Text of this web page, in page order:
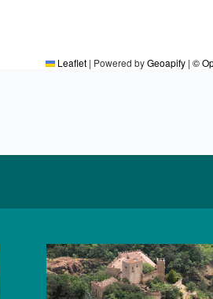
Leaflet | Powered byGeoapify | ©